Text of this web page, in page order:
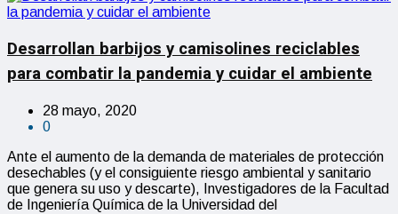
Desarrollan barbijos y camisolines reciclables
para combatir la pandemia y cuidar el ambiente
28 mayo, 2020
0
Ante el aumento de la demanda de materiales de protección
desechables (y el consiguiente riesgo ambiental y sanitario
que genera su uso y descarte), Investigadores de la Facultad
de Ingeniería Química de la Universidad del